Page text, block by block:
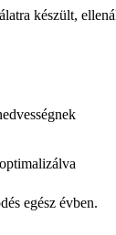
készült,
egész évben.